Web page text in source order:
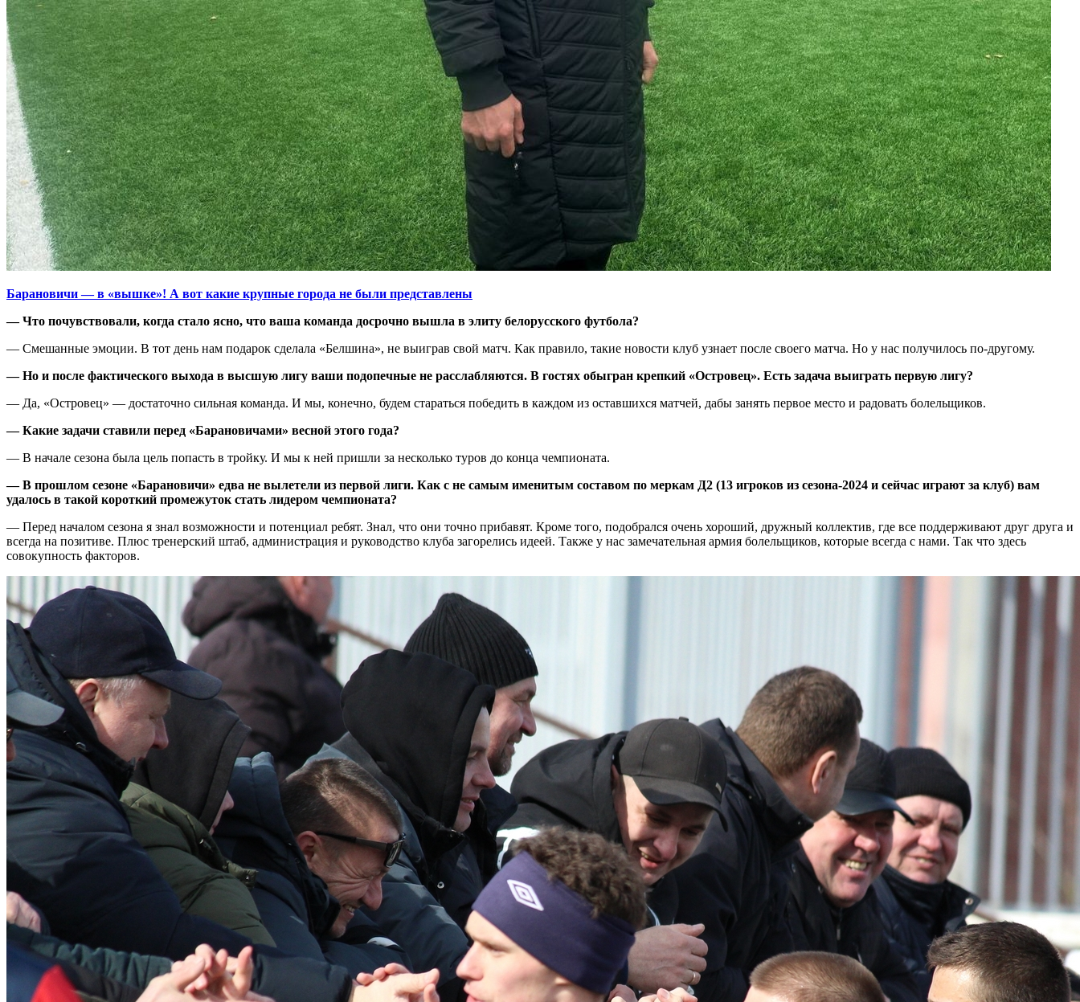
Барановичи — в «вышке»! А вот какие крупные города не были представлены
— Что почувствовали, когда стало ясно, что ваша команда досрочно вышла в элиту белорусского футбола?
— Смешанные эмоции. В тот день нам подарок сделала «Белшина», не выиграв свой матч. Как правило, такие новости клуб узнает после своего матча. Но у нас получилось по-другому.
— Но и после фактического выхода в высшую лигу ваши подопечные не расслабляются. В гостях обыгран крепкий «Островец». Есть задача выиграть первую лигу?
— Да, «Островец» — достаточно сильная команда. И мы, конечно, будем стараться победить в каждом из оставшихся матчей, дабы занять первое место и радовать болельщиков.
— Какие задачи ставили перед «Барановичами» весной этого года?
— В начале сезона была цель попасть в тройку. И мы к ней пришли за несколько туров до конца чемпионата.
— В прошлом сезоне «Барановичи» едва не вылетели из первой лиги. Как с не самым именитым составом по меркам Д2 (13 игроков из сезона-2024 и сейчас играют за клуб) вам
удалось в такой короткий промежуток стать лидером чемпионата?
— Перед началом сезона я знал возможности и потенциал ребят. Знал, что они точно прибавят. Кроме того, подобрался очень хороший, дружный коллектив, где все поддерживают друг друга и
всегда на позитиве. Плюс тренерский штаб, администрация и руководство клуба загорелись идеей. Также у нас замечательная армия болельщиков, которые всегда с нами. Так что здесь
совокупность факторов.